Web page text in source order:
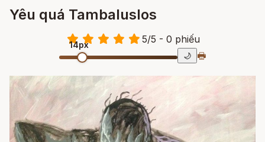
Yêu quá Tambaluslos
5/5 - 0 phiếu
14px
🌙 🖶